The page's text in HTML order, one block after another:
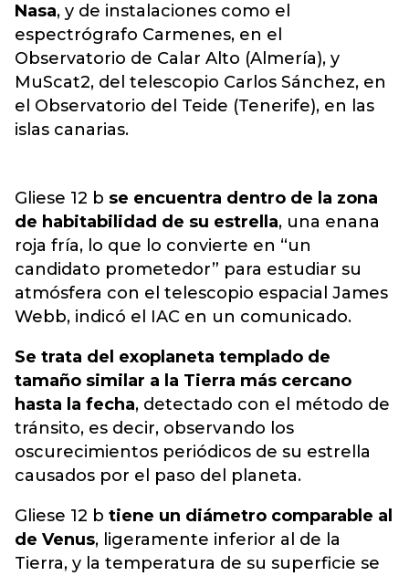
Nasa, y de instalaciones como el
espectrógrafo Carmenes, en el
Observatorio de Calar Alto (Almería), y
MuScat2, del telescopio Carlos Sánchez, en
el Observatorio del Teide (Tenerife), en las
islas canarias.
Gliese 12 b se encuentra dentro de la zona
de habitabilidad de su estrella, una enana
roja fría, lo que lo convierte en “un
candidato prometedor” para estudiar su
atmósfera con el telescopio espacial James
Webb, indicó el IAC en un comunicado.
Se trata del exoplaneta templado de
tamaño similar a la Tierra más cercano
hasta la fecha, detectado con el método de
tránsito, es decir, observando los
oscurecimientos periódicos de su estrella
causados por el paso del planeta.
Gliese 12 b tiene un diámetro comparable al
de Venus, ligeramente inferior al de la
Tierra, y la temperatura de su superficie se